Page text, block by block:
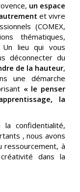
un espace
et vivre
(COMEX,
thématiques,
Un lieu qui vous
déconnecter du
de la hauteur,
une démarche
« le penser
la
confidentialité,
, nous avons
ressourcement, à
dans la